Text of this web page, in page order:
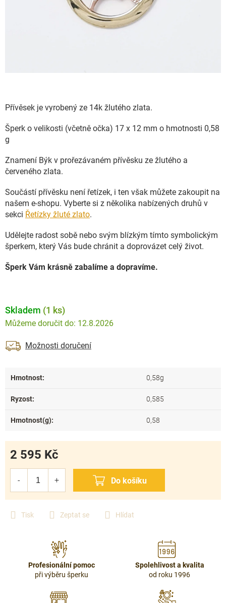
Přívěsek je vyrobený ze 14k žlutého zlata.
Šperk o velikosti (včetně očka) 17 x 12 mm o hmotnosti 0,58
g
Znamení Býk v prořezávaném přívěsku ze žlutého a
červeného zlata.
Součástí přívěsku není řetízek, i ten však můžete zakoupit na
našem e-shopu. Vyberte si z několika nabízených druhů v
sekci Řetízky žluté zlato.
Udělejte radost sobě nebo svým blízkým tímto symbolickým
šperkem, který Vás bude chránit a doprovázet celý život.
Šperk Vám krásně zabalíme a dopravíme.
Tisk Zeptat se Hlídat
Skladem (1 ks)
12.8.2026
Možnosti doručení
2 595 Kč
Hmotnost: 0,58g
Ryzost: 0,585
Hmotnost(g): 0,58
Profesionální pomoc
při výběru šperku
Spolehlivost a kvalita
od roku 1996